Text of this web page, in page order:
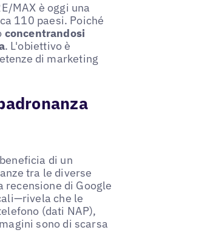
MAX è oggi una
110 paesi. Poiché
concentrandosi
. L'obiettivo è
di marketing
di un
tra le diverse
recensione di Google
che le
(dati NAP),
sono di scarsa